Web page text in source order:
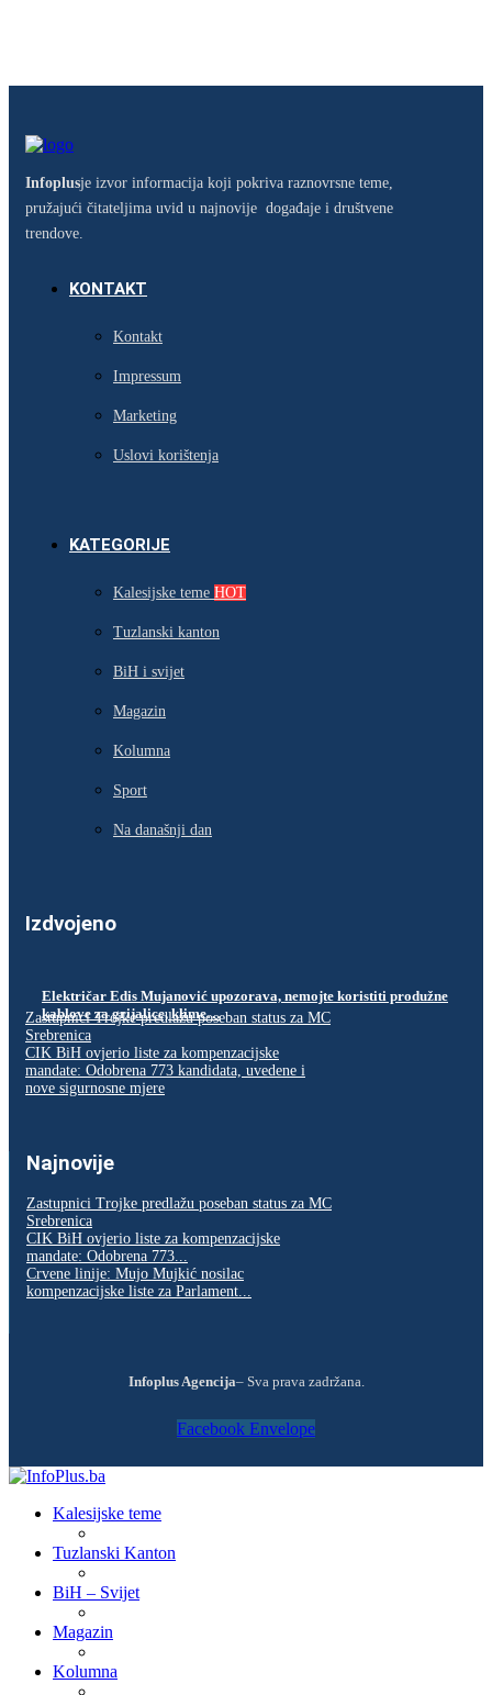
Infoplusje izvor informacija koji pokriva raznovrsne teme,
pružajući čitateljima uvid u najnovije događaje i društvene
trendove.
KONTAKT
Kontakt
Impressum
Marketing
Uslovi korištenja
KATEGORIJE
Kalesijske teme HOT
Tuzlanski kanton
BiH i svijet
Magazin
Kolumna
Sport
Na današnji dan
Izdvojeno
Električar Edis Mujanović upozorava, nemojte koristiti produžne
kablove za grijalice, klime…
Zastupnici Trojke predlažu poseban status za MC
Srebrenica
CIK BiH ovjerio liste za kompenzacijske
mandate: Odobrena 773 kandidata, uvedene i
nove sigurnosne mjere
Najnovije
Zastupnici Trojke predlažu poseban status za MC
Srebrenica
CIK BiH ovjerio liste za kompenzacijske
mandate: Odobrena 773...
Crvene linije: Mujo Mujkić nosilac
kompenzacijske liste za Parlament...
Infoplus Agencija– Sva prava zadržana.
Facebook Envelope
Kalesijske teme
Tuzlanski Kanton
BiH – Svijet
Magazin
Kolumna